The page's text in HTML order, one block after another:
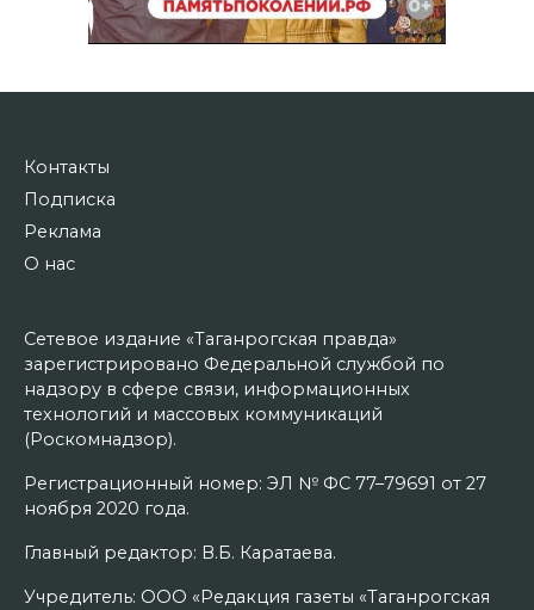
Контакты
Подписка
Реклама
О нас
Сетевое издание «Таганрогская правда»
зарегистрировано Федеральной службой по
надзору в сфере связи, информационных
технологий и массовых коммуникаций
(Роскомнадзор).
Регистрационный номер: ЭЛ № ФС 77–79691 от 27
ноября 2020 года.
Главный редактор: В.Б. Каратаева.
Учредитель: ООО «Редакция газеты «Таганрогская